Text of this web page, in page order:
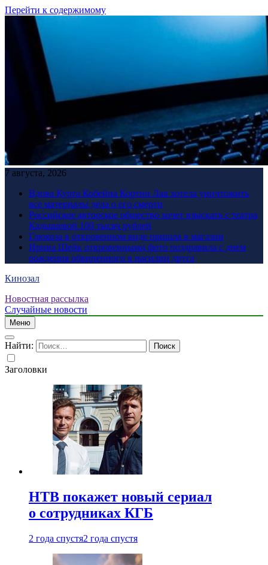
Перейти к содержимому
7 августа, 2026
Вдова Курта Кобейна Кортни Лав хотела уничтожить
все материалы дела о его смерти
Российское авторское общество хочет взыскать с театра
Кадышевой 100 тысяч рублей
Глюкоза в откровенном виде пришла в магазин
Ирина Шейк откровенными фото поздравила с днем
рождения обвиненного в насилии друга
Кинозал
Новостная рассылка
Случайные новости
Меню
Найти:
Заголовки
НТВ покажет новый сериал
о сотрудниках КГБ
2 года спустя2 года спустя